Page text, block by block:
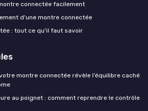
connectée facilement
d'une montre connectée
: tout ce qu'il faut savoir
montre connectée révèle l’équilibre caché
au poignet : comment reprendre le contrôle